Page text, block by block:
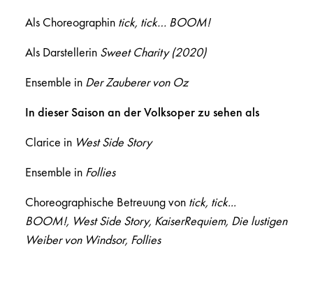
Als Choreographin tick, tick… BOOM!
Als Darstellerin Sweet Charity (2020)
Ensemble in Der Zauberer von Oz
In dieser Saison an der Volksoper zu sehen als
Clarice in West Side Story
Ensemble in Follies
Choreographische Betreuung von tick, tick...
BOOM!, West Side Story, KaiserRequiem, Die lustigen
Weiber von Windsor, Follies